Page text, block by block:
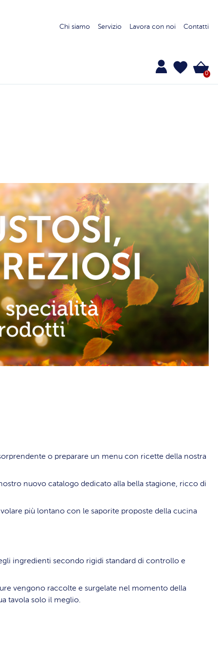
Chi siamo Servizio Lavora con noi Contatti
0
o preparare un menu con ricette della nostra
nuovo catalogo dedicato alla bella stagione, ricco di
più lontano con le saporite proposte della cucina
ingredienti secondo rigidi standard di controllo e
vengono raccolte e surgelate nel momento della
tavola solo il meglio.